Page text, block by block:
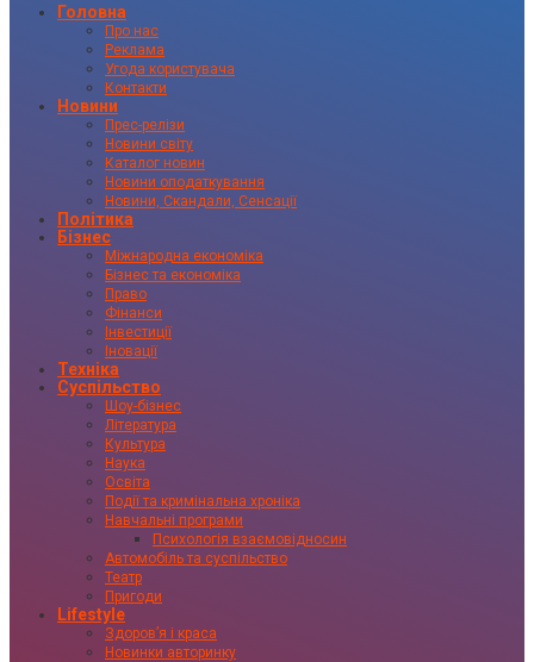
Головна
Про нас
Реклама
Угода користувача
Контакти
Новини
Прес-релізи
Новини світу
Каталог новин
Новини оподаткування
Новини, Скандали, Сенсації
Політика
Бізнес
Міжнародна економіка
Бізнес та економіка
Право
Фінанси
Інвестиції
Іновації
Техніка
Суспільство
Шоу-бізнес
Література
Культура
Наука
Освіта
Події та кримінальна хроніка
Навчальні програми
Психологія взаємовідносин
Автомобіль та суспільство
Театр
Пригоди
Lifestyle
Здоровʼя і краса
Новинки авторинку